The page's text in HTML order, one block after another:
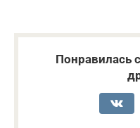
Понравилась